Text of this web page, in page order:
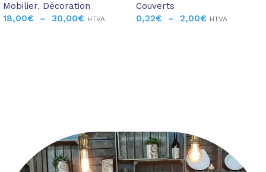
Mobilier, Décoration
18,00€ – 30,00€ HTVA
Couverts
0,22€ – 2,00€ HTVA